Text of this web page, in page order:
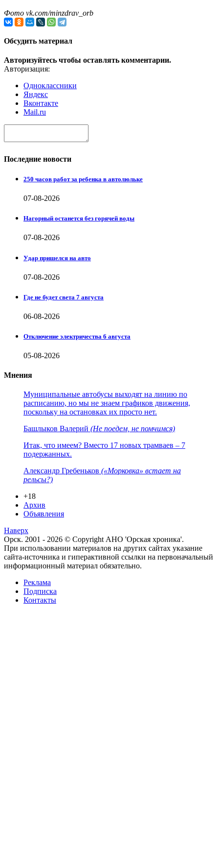
Фото vk.com/minzdrav_orb
Обсудить материал
Авторизуйтесь чтобы оставлять комментарии.
Авторизация:
Одноклассники
Яндекс
Вконтакте
Mail.ru
Последние новости
250 часов работ за ребенка в автолюльке
07-08-2026
Нагорный останется без горячей воды
07-08-2026
Удар пришелся на авто
07-08-2026
Где не будет света 7 августа
06-08-2026
Отключение электричества 6 августа
05-08-2026
Мнения
Муниципальные автобусы выходят на линию по
расписанию, но мы не знаем графиков движения,
поскольку на остановках их просто нет.
Башлыков Валерий (Не поедем, не помчимся)
Итак, что имеем? Вместо 17 новых трамваев – 7
подержанных.
Александр Гребеньков («Морковка» встает на
рельсы?)
+18
Архив
Объявления
Наверх
Орск. 2001 - 2026 © Copyright АНО 'Орская хроника'.
При использовании материалов на других сайтах указание
сайта-источника и гиперактивной ссылки на первоначальный
информационный материал обязательно.
Реклама
Подписка
Контакты